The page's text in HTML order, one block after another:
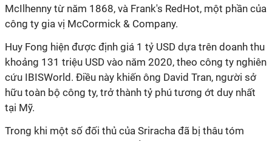
McIlhenny từ năm 1868, và Frank's RedHot, một phần của
công ty gia vị McCormick & Company.
Huy Fong hiện được định giá 1 tỷ USD dựa trên doanh thu
khoảng 131 triệu USD vào năm 2020, theo công ty nghiên
cứu IBISWorld. Điều này khiến ông David Tran, người sở
hữu toàn bộ công ty, trở thành tỷ phú tương ớt duy nhất
tại Mỹ.
Trong khi một số đối thủ của Sriracha đã bị thâu tóm